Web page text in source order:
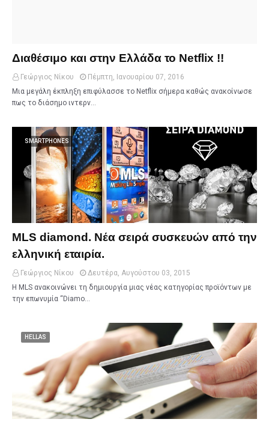
Διαθέσιμο και στην Ελλάδα το Netflix !!
Γεώργιος Νίκου
Πέμπτη, Ιανουαρίου 07, 2016
Μια μεγάλη έκπληξη επιφύλασσε το Netflix σήμερα καθώς ανακοίνωσε
πως το διάσημο ιντερν…
SMARTPHONES
MLS diamond. Νέα σειρά συσκευών από την
ελληνική εταιρία.
Γεώργιος Νίκου
Δευτέρα, Αυγούστου 03, 2015
Η ΜLS ανακοινώνει τη δημιουργία μιας νέας κατηγορίας προϊόντων με
την επωνυμία “Diamo…
HELLAS